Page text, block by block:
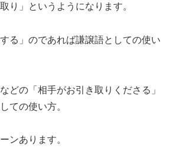
り」というようになります。
る」のであれば謙譲語としての使い
どの「相手がお引き取りくださる」
ての使い方。
ンあります。